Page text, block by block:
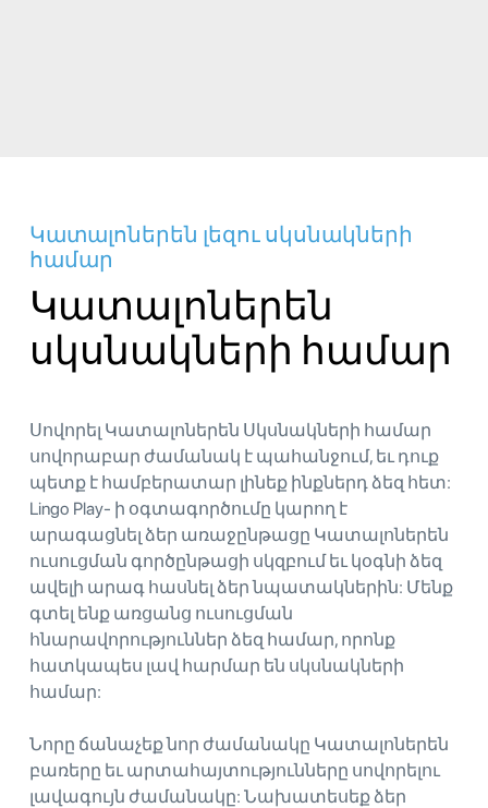
Կատալոներեն լեզու սկսնակների
համար
Կատալոներեն
սկսնակների համար
Սովորել Կատալոներեն Սկսնակների համար
սովորաբար ժամանակ է պահանջում, եւ դուք
պետք է համբերատար լինեք ինքներդ ձեզ հետ:
Lingo Play- ի օգտագործումը կարող է
արագացնել ձեր առաջընթացը Կատալոներեն
ուսուցման գործընթացի սկզբում եւ կօգնի ձեզ
ավելի արագ հասնել ձեր նպատակներին: Մենք
գտել ենք առցանց ուսուցման
հնարավորություններ ձեզ համար, որոնք
հատկապես լավ հարմար են սկսնակների
համար:
Նորը ճանաչեք նոր ժամանակը Կատալոներեն
բառերը եւ արտահայտությունները սովորելու
լավագույն ժամանակը: Նախատեսեք ձեր